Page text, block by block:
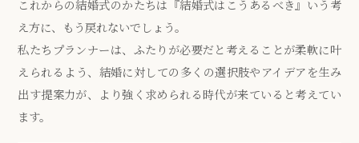
これからの結婚式のかたちは『結婚式はこうあるべき』いう考
え方に、もう戻れないでしょう。
私たちプランナーは、ふたりが必要だと考えることが柔軟に叶
えられるよう、結婚に対しての多くの選択肢やアイデアを生み
出す提案力が、より強く求められる時代が来ていると考えてい
ます。